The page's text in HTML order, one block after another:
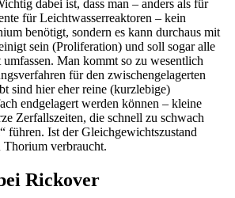
dabei ist, dass man – anders als für
für Leichtwasserreaktoren – kein
benötigt, sondern es kann durchaus mit
sein (Proliferation) und soll sogar alle
Man kommt so zu wesentlich
für den zwischengelagerten
sind hier eher reine (kurzlebige)
endgelagert werden können – kleine
Zerfallszeiten, die schnell zu schwach
führen. Ist der Gleichgewichtszustand
verbraucht.
Rickover